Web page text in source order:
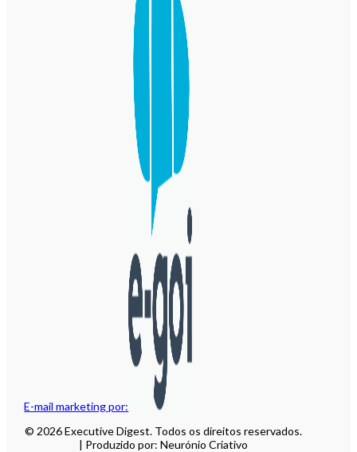
E-mail marketing por:
© 2026 Executive Digest. Todos os direitos reservados.
| Produzido por: Neurónio Criativo